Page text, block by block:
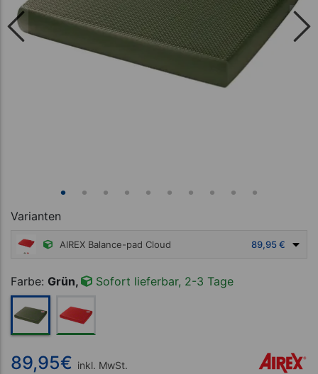
Varianten
AIREX Balance-pad Cloud 89,95 €
Farbe: Grün, Sofort lieferbar, 2-3 Tage
89,95€ inkl. MwSt.